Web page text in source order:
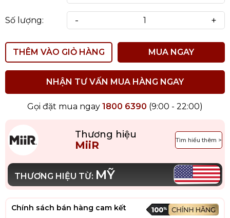
Số lượng: - +
THÊM VÀO GIỎ HÀNG MUA NGAY
NHẬN TƯ VẤN MUA HÀNG NGAY
Gọi đặt mua ngay 1800 6390 (9:00 - 22:00)
Thương hiệu
MiiR Tìm hiểu thêm >
THƯƠNG HIỆU TỪ: MỸ
Chính sách bán hàng cam kết